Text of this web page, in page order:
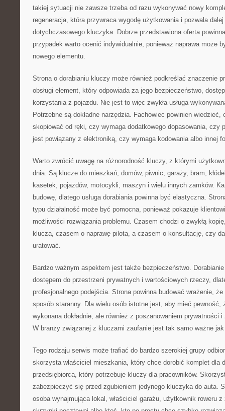
takiej sytuacji nie zawsze trzeba od razu wykonywać nowy
regeneracja, która przywraca wygodę użytkowania i pozwala
dotychczasowego kluczyka. Dobrze przedstawiona oferta
przypadek warto ocenić indywidualnie, ponieważ naprawa może
nowego elementu.
Strona o dorabianiu kluczy może również podkreślać znaczenie
obsługi element, który odpowiada za jego bezpieczeństwo,
korzystania z pojazdu. Nie jest to więc zwykła usługa
Potrzebne są dokładne narzędzia. Fachowiec powinien
skopiować od ręki, czy wymaga dodatkowego dopasowania, czy
jest powiązany z elektroniką, czy wymaga kodowania albo innej
Warto zwrócić uwagę na różnorodność kluczy, z którymi
dnia. Są klucze do mieszkań, domów, piwnic, garaży, bram,
kasetek, pojazdów, motocykli, maszyn i wielu innych zamków.
budowę, dlatego usługa dorabiania powinna być elastyczna.
typu działalność może być pomocna, ponieważ pokazuje
możliwości rozwiązania problemu. Czasem chodzi o zwykłą
klucza, czasem o naprawę pilota, a czasem o konsultację, czy
uratować.
Bardzo ważnym aspektem jest także bezpieczeństwo.
dostępem do przestrzeni prywatnych i wartościowych rzeczy,
profesjonalnego podejścia. Strona powinna budować wrażenie, że
sposób staranny. Dla wielu osób istotne jest, aby mieć pewność,
wykonana dokładnie, ale również z poszanowaniem prywatności
W branży związanej z kluczami zaufanie jest tak samo ważne
Tego rodzaju serwis może trafiać do bardzo szerokiej grupy
skorzysta właściciel mieszkania, który chce dorobić komplet dla
przedsiębiorca, który potrzebuje kluczy dla pracowników.
zabezpieczyć się przed zgubieniem jedynego kluczyka do auta.
osoba wynajmująca lokal, właściciel garażu, użytkownik roweru